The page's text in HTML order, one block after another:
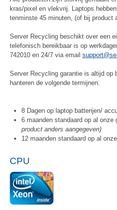
kras/pixel en vlekvrij. Laptops
tenminste 45 minuten, (of bij product
Server Recycling beschikt over een
telefonisch bereikbaar is op
742010 en 24/7 via email
Server Recycling garantie is altijd op
hanteren de volgende termijnen:
8 Dagen op laptop batterijen/
6 maanden standaard op al onze
product anders aangegeven)
12 maanden standaard op al
CPU